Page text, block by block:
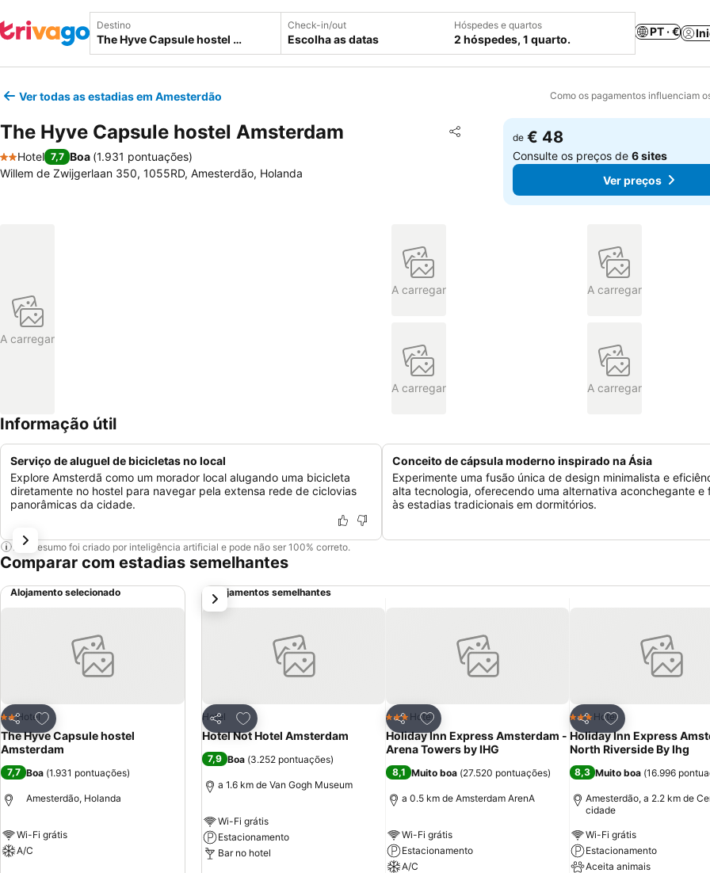
Destino Check-in/out
Escolha as datas
Hóspedes e quartos
2 hóspedes, 1 quarto.
PT · €
Ver todas as estadias em Amesterdão Como os pagamentos influenciam
The Hyve Capsule hostel Amsterdam Partilhar
Adicionar aos favoritos
2 Estrelas
Hotel 7,7 Boa (1.931 pontuações)
Willem de Zwijgerlaan 350, 1055RD, Amesterdão, Holanda
de € 48
Consulte os preços de6 sites
Ver preços
A carregar
A carregar A carregar
A carregar A carregar
Informação útil
Serviço de aluguel de bicicletas no local
Explore Amsterdã como um morador local alugando uma bicicleta
diretamente no hostel para navegar pela extensa rede de ciclovias
panorâmicas da cidade.
Conceito de cápsula moderno inspirado na Ásia
Experimente uma fusão única de design minimalista e
alta tecnologia, oferecendo uma alternativa aconchegante e
às estadias tradicionais em dormitórios.
Este resumo foi criado por inteligência artificial e pode não ser 100% correto.
Comparar com estadias semelhantes
Alojamento selecionado
Partilhar
Adicionar aos favoritos
2 Estrelas
Hotel
The Hyve Capsule hostel
Amsterdam
7,7 Boa (1.931 pontuações)
Amesterdão, Holanda
Wi-Fi grátis
A/C
Alojamentos semelhantes
Partilhar
Adicionar aos favoritos
Hotel
Hotel Not Hotel Amsterdam
7,9 Boa (3.252 pontuações)
a 1.6 km de Van Gogh Museum
Wi-Fi grátis
Estacionamento
Bar no hotel
Partilhar
Adicionar aos favoritos
3 Estrelas
Hotel
Holiday Inn Express Amsterdam -
Arena Towers by IHG
8,1 Muito boa (27.520 pontuações)
a 0.5 km de Amsterdam ArenA
Wi-Fi grátis
Estacionamento
A/C
Partilhar
Adicionar aos
3 Estrelas
Hotel
Holiday Inn Express
North Riverside By Ihg
8,3 Muito boa (16.996
Amesterdão, a 2.2 km de
cidade
Wi-Fi grátis
Estacionamento
Aceita animais
próximo